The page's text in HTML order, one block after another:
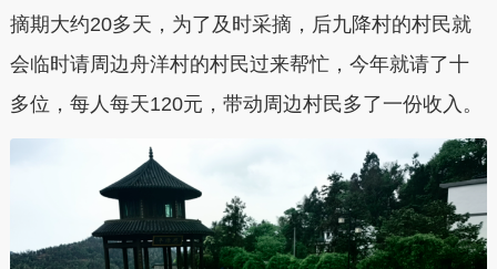
摘期大约20多天，为了及时采摘，后九降村的村民就
会临时请周边舟洋村的村民过来帮忙，今年就请了十
多位，每人每天120元，带动周边村民多了一份收入。